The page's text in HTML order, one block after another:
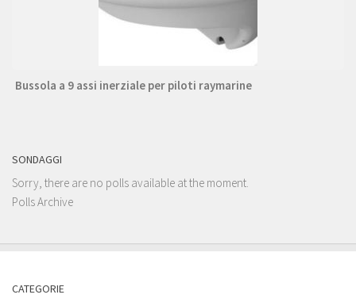
Bussola a 9 assi inerziale per piloti raymarine
SONDAGGI
Sorry, there are no polls available at the moment.
Polls Archive
CATEGORIE